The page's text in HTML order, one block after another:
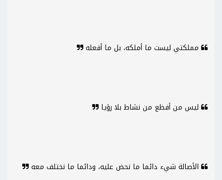
مملكتي ليست ما أملكه، بل ما أفعله
ليس من أفظع من نشاط بلا رؤيا
الأصالة شيء دائما ما نحض عليه، ودائما ما نختلف معه